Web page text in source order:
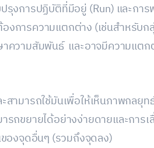
งการปฏิบัติที่มีอยู่ (Run) และกา
งการความแตกต่าง (เช่นสำหรับ
วามสัมพันธ์ และอาจมีความแตก
ามารถใช้มันเพื่อให้เห็นภาพกลยุท
ถขยายได้อย่างง่ายดายและการ
องจุดอื่นๆ (รวมถึงจุดลง)